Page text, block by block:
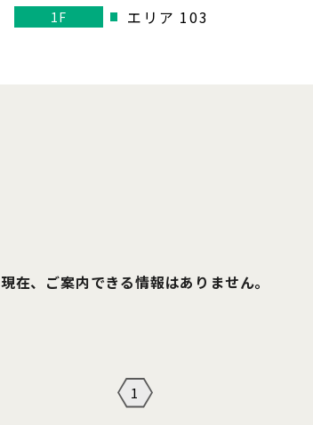
1F
エリア 103
現在、ご案内できる情報はありません。
1